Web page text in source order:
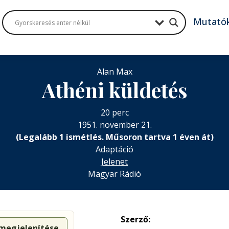
Alan Max
Athéni küldetés
20 perc
1951. november 21.
(Legalább 1 ismétlés. Műsoron tartva 1 éven át)
Adaptáció
Jelenet
Magyar Rádió
Szerző: